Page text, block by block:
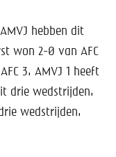
hebben dit
won 2-0 van AFC
3. AMVJ 1 heeft
drie wedstrijden.
wedstrijden.